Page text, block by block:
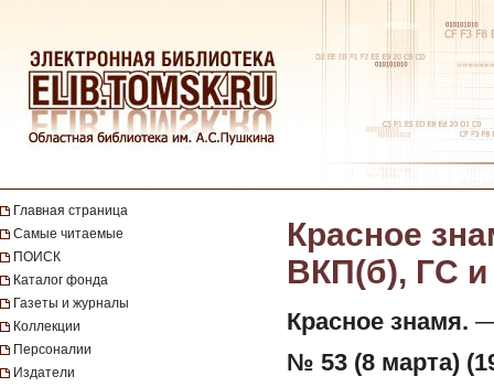
Главная страница
Самые читаемые
ПОИСК
Каталог фонда
Газеты и журналы
Коллекции
Персоналии
Издатели
Красное
ВКП(б), ГС
Красное знамя. —
№ 53 (8 марта)